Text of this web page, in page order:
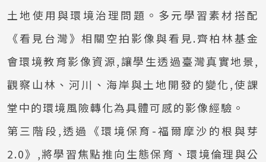
土地使用與環境治理問題。多元學習素材搭配
《看見台灣》相關空拍影像與看見.齊柏林基金
會環境教育影像資源,讓學生透過臺灣真實地景,
觀察山林、河川、海岸與土地開發的變化,使課
堂中的環境風險轉化為具體可感的影像經驗。
第三階段,透過《環境保育-福爾摩沙的根與芽
2.0》,將學習焦點推向生態保育、環境倫理與公